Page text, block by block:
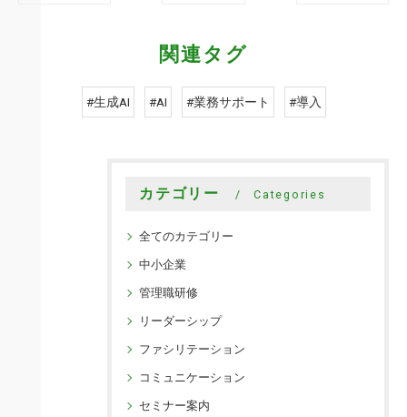
関連タグ
#生成AI #AI #業務サポート #導入
カテゴリー Categories
全てのカテゴリー
中小企業
管理職研修
リーダーシップ
ファシリテーション
コミュニケーション
セミナー案内